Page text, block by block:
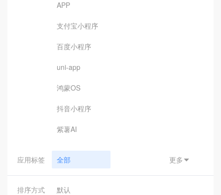
APP
支付宝小程序
百度小程序
uni-app
鸿蒙OS
抖音小程序
紫薯AI
应用标签 全部 更多 
排序方式 默认